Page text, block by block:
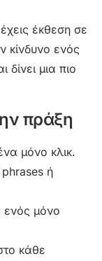
έκθεση σε
κίνδυνο ενός
μια πιο
πράξη
μόνο κλικ.
phrases ή
ενός μόνο
κάθε